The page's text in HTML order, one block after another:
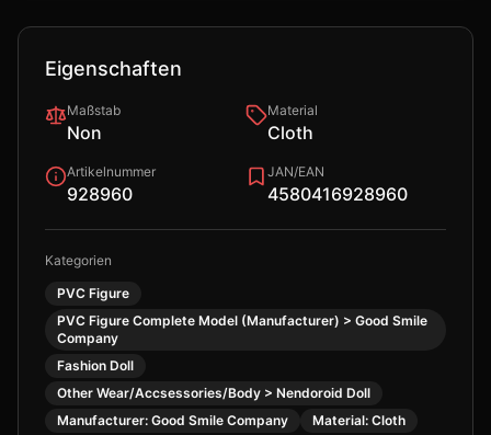
Eigenschaften
Maßstab
Non
Material
Cloth
Artikelnummer
928960
JAN/EAN
4580416928960
Kategorien
PVC Figure
PVC Figure Complete Model (Manufacturer) > Good Smile
Company
Fashion Doll
Other Wear/Accsessories/Body > Nendoroid Doll
Manufacturer: Good Smile Company
Material: Cloth